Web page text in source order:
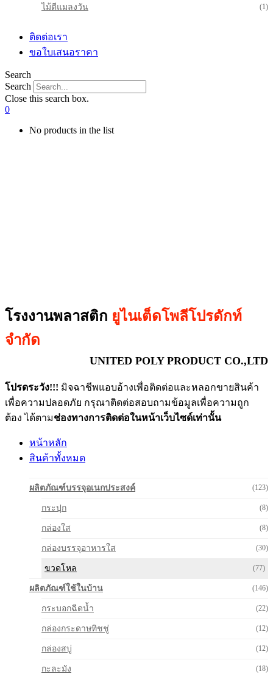
ไม้ตีแมลงวัน (1)
ติดต่อเรา
ขอใบเสนอราคา
Search
Search
Close this search box.
0
No products in the list
โรงงานพลาสติก ยูไนเต็ดโพลีโปรดักท์
จำกัด
UNITED POLY PRODUCT CO.,LTD
โปรดระวัง!!! มิจฉาชีพแอบอ้างเพื่อติดต่อและหลอกขายสินค้า
เพื่อความปลอดภัย กรุณาติดต่อสอบถามข้อมูลเพื่อความถูก
ต้อง ได้ตามช่องทางการติดต่อในหน้าเว็บไซด์เท่านั้น
หน้าหลัก
สินค้าทั้งหมด
ผลิตภัณฑ์บรรจุอเนกประสงค์ (123)
กระปุก (8)
กล่องใส (8)
กล่องบรรจุอาหารใส (30)
ขวดโหล (77)
ผลิตภัณฑ์ใช้ในบ้าน (146)
กระบอกฉีดน้ำ (22)
กล่องกระดาษทิชชู่ (12)
กล่องสบู่ (12)
กะละมัง (18)